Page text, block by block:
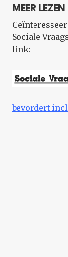
MEER LEZEN
Sociale
link:
bevordert